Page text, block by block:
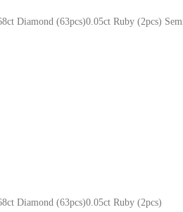
Diamond (63pcs)0.05ct Ruby (2pcs)
Diamond (63pcs)0.05ct Ruby (2pcs)